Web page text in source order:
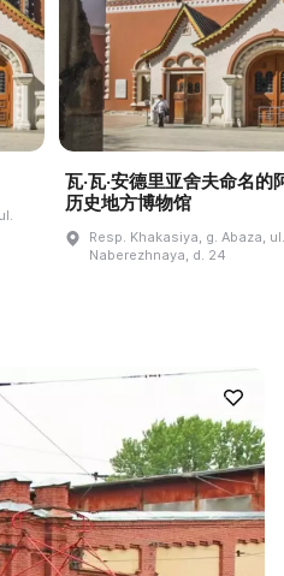
瓦·瓦·安德里亚舍夫命名的
历史地方博物馆
Resp. Khakasiya, g. Abaza, ul.
Naberezhnaya, d. 24